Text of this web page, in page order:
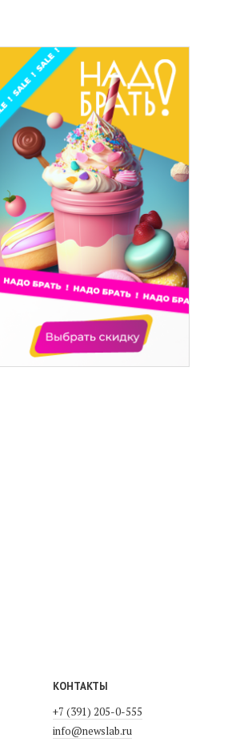
КОНТАКТЫ
+7 (391) 205-0-555
info@newslab.ru